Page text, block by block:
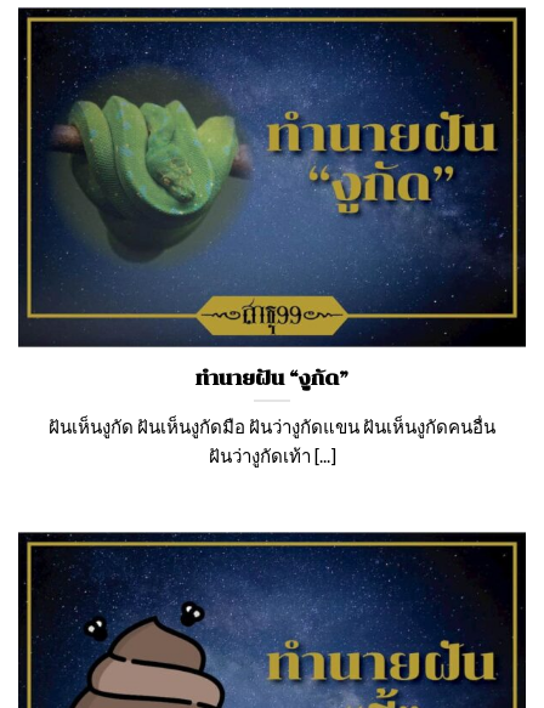
ทำนายฝัน “งูกัด”
ฝันเห็นงูกัด ฝันเห็นงูกัดมือ ฝันว่างูกัดแขน ฝันเห็นงูกัดคนอื่น
ฝันว่างูกัดเท้า [...]